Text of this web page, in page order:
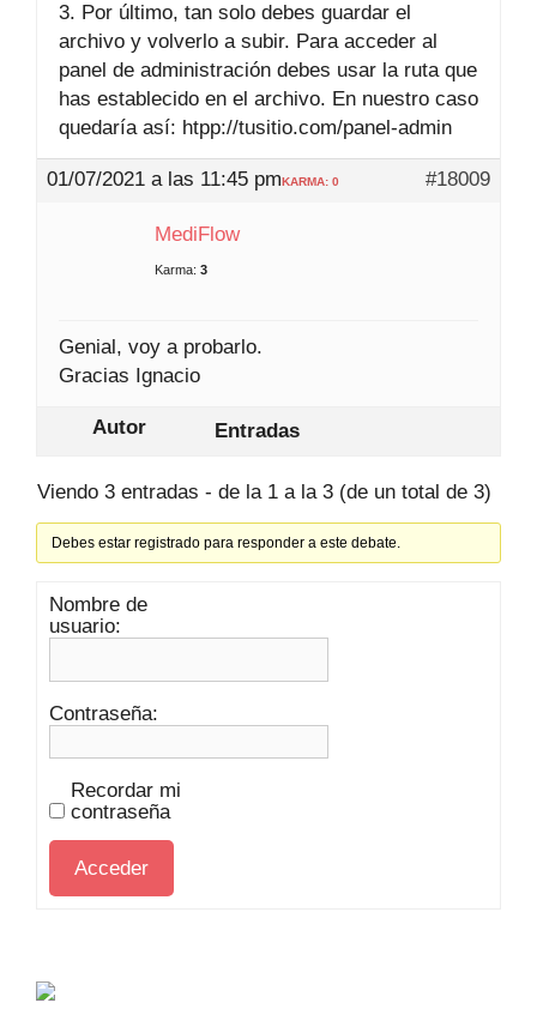
3. Por último, tan solo debes guardar el
archivo y volverlo a subir. Para acceder al
panel de administración debes usar la ruta que
has establecido en el archivo. En nuestro caso
quedaría así: htpp://tusitio.com/panel-admin
01/07/2021 a las 11:45 pm #18009
KARMA: 0
MediFlow
Karma: 3
Genial, voy a probarlo.
Gracias Ignacio
Autor Entradas
Viendo 3 entradas - de la 1 a la 3 (de un total de 3)
Debes estar registrado para responder a este debate.
Nombre de
usuario:
Contraseña:
Recordar mi
contraseña
Acceder